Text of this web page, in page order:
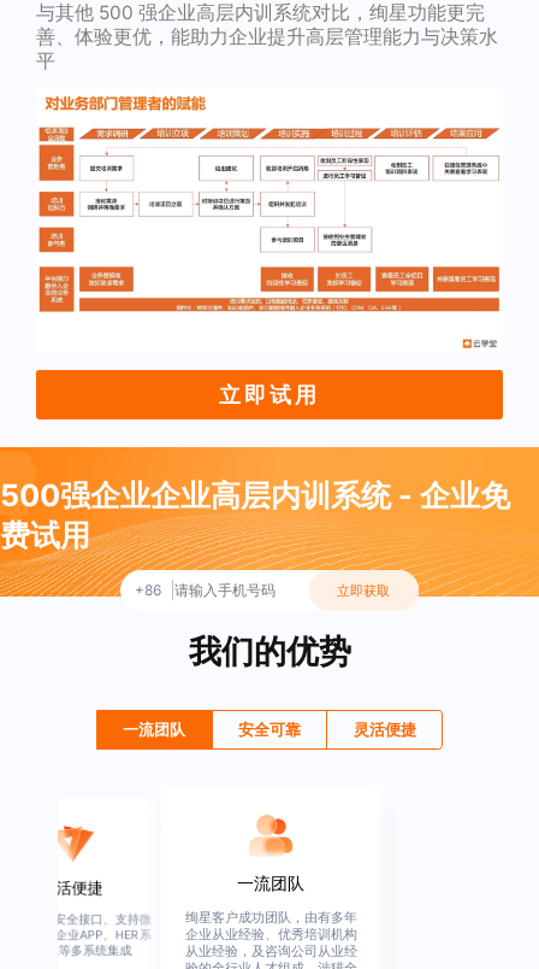
与其他 500 强企业高层内训系统对比，绚星功能更完
善、体验更优，能助力企业提升高层管理能力与决策水
平
立即试用
500强企业企业高层内训系统 - 企业免
费试用
+86 立即获取
我们的优势
一流团队 安全可靠 灵活便捷
灵活便捷
度开放、安全接口、支持微
、钉钉、企业APP、HER系
、OA系统等多系统集成
一流团队
绚星客户成功团队，由有多年
企业从业经验、优秀培训机构
从业经验，及咨询公司从业经